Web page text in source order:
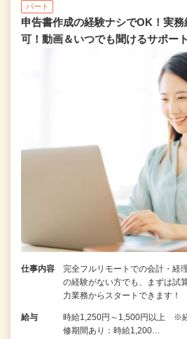
パート
申告書作成の経験ナシでOK！実
可！動画＆いつでも聞けるサポー
仕事内容
完全フルリモートでの会計・経
の経験がない⽅でも、まずは試
⼒業務からスタートできます！
給与
時給1,250円～1,500円以上 ※
修期間あり：時給1,200…